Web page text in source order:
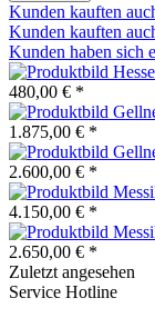
Kunden kauften
Kunden kauften
Kunden haben sich
480,00 € *
1.875,00 € *
2.600,00 € *
4.150,00 € *
2.650,00 € *
Zuletzt angesehen
Service Hotline